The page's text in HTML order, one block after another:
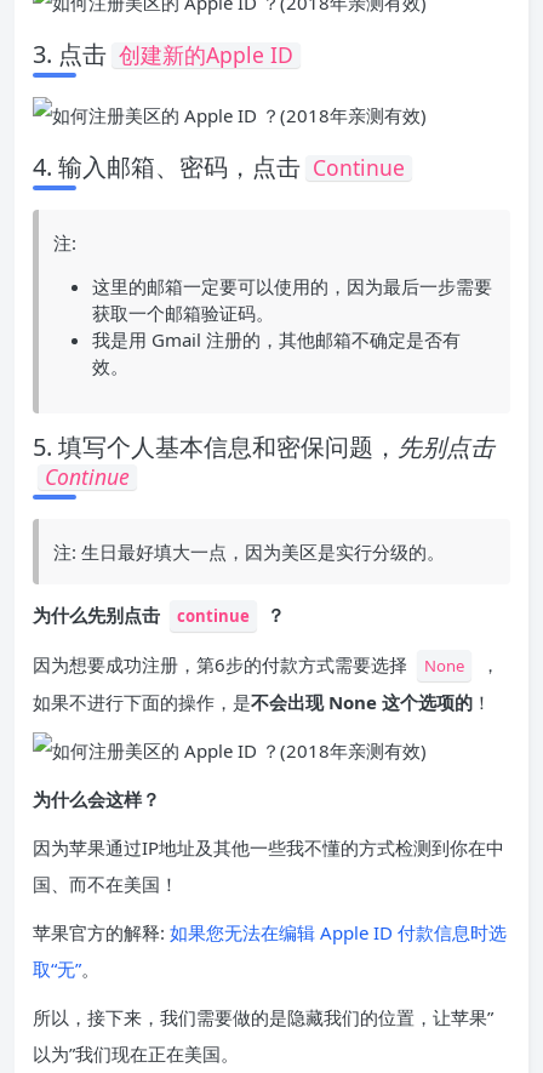
3. 点击 创建新的Apple ID
4. 输入邮箱、密码，点击 Continue
注:
这里的邮箱一定要可以使用的，因为最后一步需要
获取一个邮箱验证码。
我是用 Gmail 注册的，其他邮箱不确定是否有
效。
5. 填写个人基本信息和密保问题， 先别点击
Continue
注: 生日最好填大一点，因为美区是实行分级的。
为什么先别点击 continue ？
因为想要成功注册，第6步的付款方式需要选择 None
，
如果不进行下面的操作，是不会出现 None 这个选项的 ！
为什么会这样？
因为苹果通过IP地址及其他一些我不懂的方式检测到你在中
国、而不在美国！
苹果官方的解释: 如果您无法在编辑 Apple ID 付款信息时选
取“无”。
所以，接下来，我们需要做的是隐藏我们的位置，让苹果”
以为”我们现在正在美国。